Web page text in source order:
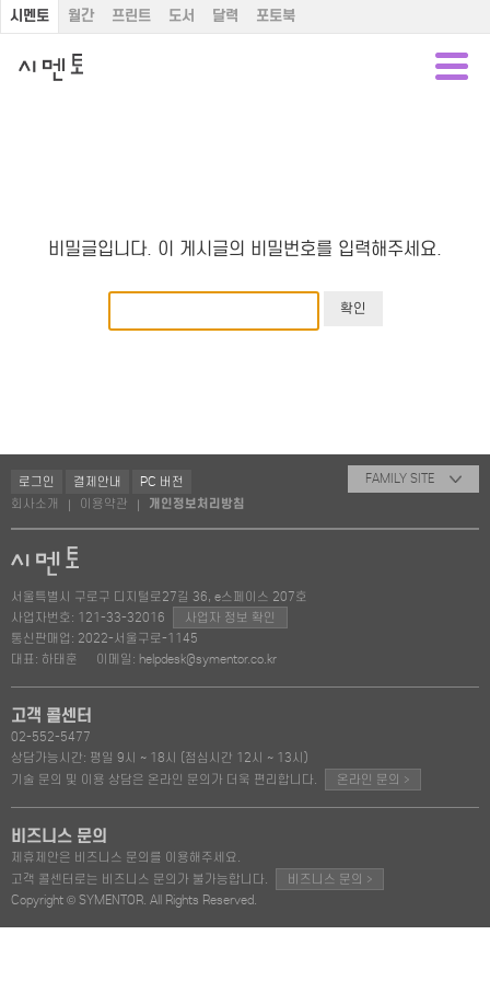
시멘토 월간 프린트 도서 달력 포토북
비밀글입니다. 이 게시글의 비밀번호를 입력해주세요.
로그인 결제안내
PC 버전
회사소개
이용약관 개인정보처리방침
FAMILY SITE
서울특별시 구로구 디지털로27길 36, e스페이스 207호
사업자번호: 121-33-32016
사업자 정보 확인
통신판매업: 2022-서울구로-1145
대표: 하태훈
이메일: helpdesk@symentor.co.kr
고객 콜센터
02-552-5477
상담가능시간: 평일 9시 ~ 18시 (점심시간 12시 ~ 13시)
기술 문의 및 이용 상담은 온라인 문의가 더욱 편리합니다.
온라인 문의 >
비즈니스 문의
제휴제안은 비즈니스 문의를 이용해주세요.
고객 콜센터로는 비즈니스 문의가 불가능합니다.
비즈니스 문의 >
Copyright © SYMENTOR. All Rights Reserved.